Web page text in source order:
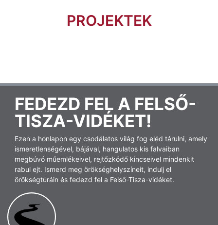
PROJEKTEK
FEDEZD FEL A FELSŐ-
TISZA-VIDÉKET!
Ezen a honlapon egy csodálatos világ fog eléd tárulni, amely
ismeretlenségével, bájával, hangulatos kis falvaiban
megbúvó műemlékeivel, rejtőzködő kincseivel mindenkit
rabul ejt. Ismerd meg örökséghelyszíneit, indulj el
örökségtúráin és fedezd fel a Felső-Tisza-vidéket.